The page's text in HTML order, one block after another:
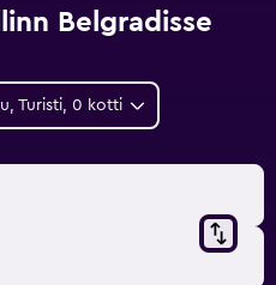
Belgradisse
Turisti, 0 kotti